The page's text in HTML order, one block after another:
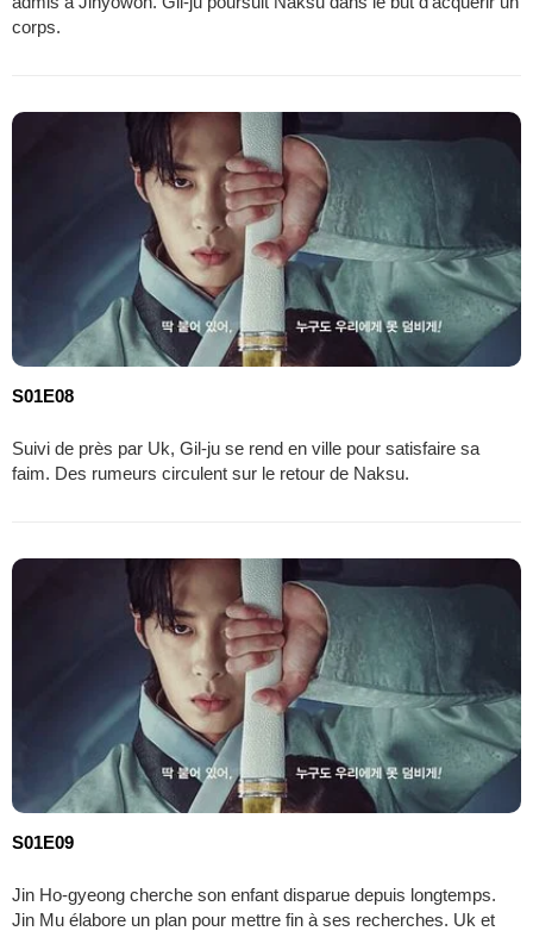
corps.
S01E08
Suivi de près par Uk, Gil-ju se rend en ville pour satisfaire sa
faim. Des rumeurs circulent sur le retour de Naksu.
S01E09
Jin Ho-gyeong cherche son enfant disparue depuis longtemps.
Jin Mu élabore un plan pour mettre fin à ses recherches. Uk et